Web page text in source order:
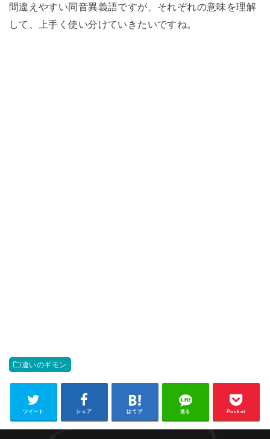
間違えやすい同音異義語ですが、それぞれの意味を理解
して、上手く使い分けていきたいですね。
違いのギモン
ツイート シェア はてブ 送る Pocket